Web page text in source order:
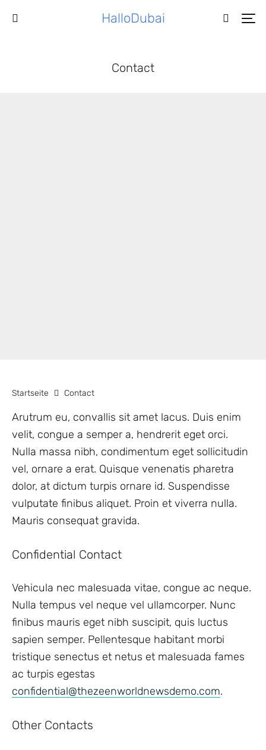
HalloDubai
Contact
Startseite Contact
Arutrum eu, convallis sit amet lacus. Duis enim
velit, congue a semper a, hendrerit eget orci.
Nulla massa nibh, condimentum eget sollicitudin
vel, ornare a erat. Quisque venenatis pharetra
dolor, at dictum turpis ornare id. Suspendisse
vulputate finibus aliquet. Proin et viverra nulla.
Mauris consequat gravida.
Confidential Contact
Vehicula nec malesuada vitae, congue ac neque.
Nulla tempus vel neque vel ullamcorper. Nunc
finibus mauris eget nibh suscipit, quis luctus
sapien semper. Pellentesque habitant morbi
tristique senectus et netus et malesuada fames
ac turpis egestas
confidential@thezeenworldnewsdemo.com.
Other Contacts